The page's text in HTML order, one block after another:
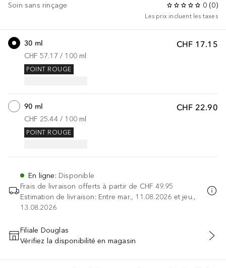
Soin sans rinçage 0 (0)
Les prix incluent les taxes
CHF 17.15
30 ml
CHF 57.17 / 100 ml
POINT ROUGE
CHF 22.90
90 ml
CHF 25.44 / 100 ml
POINT ROUGE
En ligne: Disponible
Frais de livraison offerts à partir de CHF 49.95
Estimation de livraison: Entre mar., 11.08.2026 et jeu.,
13.08.2026
AJOUTER AU PANIER
Filiale Douglas
Vérifiez la disponibilité en magasin